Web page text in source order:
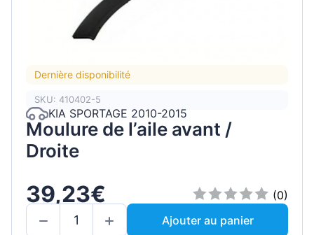
Dernière disponibilité
SKU: 410402-5
KIA SPORTAGE 2010-2015
Moulure de l’aile avant /
Droite
39,23€
(0)
Ajouter au panier